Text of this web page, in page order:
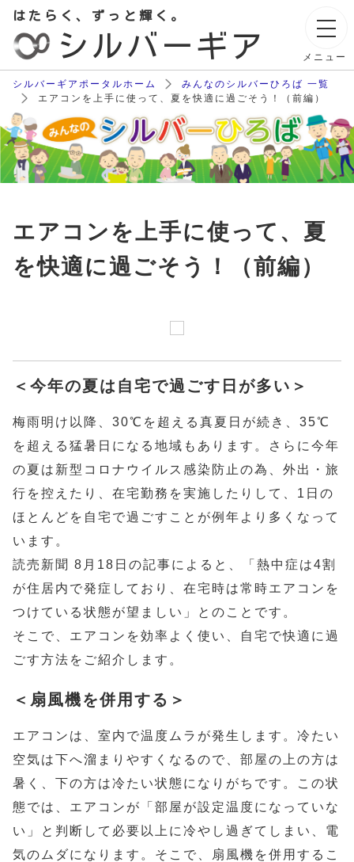
シルバーギア
はたらく、ずっと輝く。
メニュー
シルバーギアポータルホーム
みんなのシルバーひろば 一覧
エアコンを上手に使って、夏を快適に過ごそう！（前編）
エアコンを上手に使って、夏
を快適に過ごそう！（前編）
＜今年の夏は自宅で過ごす日が多い＞
梅雨明け以降、30℃を超える真夏日が続き、35℃
を超える猛暑日になる地域もあります。さらに今年
の夏は新型コロナウイルス感染防止の為、外出・旅
行を控えたり、在宅勤務を実施したりして、1日の
ほとんどを自宅で過ごすことが例年より多くなって
います。
読売新聞 8月18日の記事によると、「熱中症は4割
が住居内で発症しており、在宅時は常時エアコンを
つけている状態が望ましい」とのことです。
そこで、エアコンを効率よく使い、自宅で快適に過
ごす方法をご紹介します。
＜扇風機を併用する＞
エアコンは、室内で温度ムラが発生します。冷たい
空気は下へ溜まりやすくなるので、部屋の上の方は
暑く、下の方は冷たい状態になりがちです。この状
態では、エアコンが「部屋が設定温度になっていな
い」と判断して必要以上に冷やし過ぎてしまい、電
気のムダになります。そこで、扇風機を併用するこ